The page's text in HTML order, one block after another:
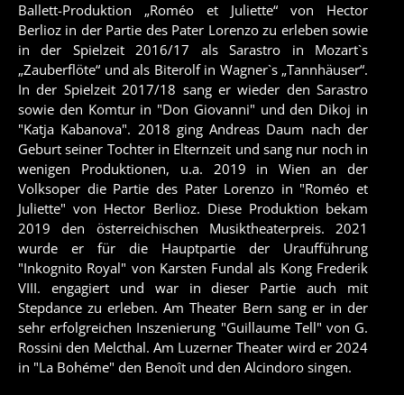
Ballett-Produktion „Roméo et Juliette“ von Hector
Berlioz in der Partie des Pater Lorenzo zu erleben sowie
in der Spielzeit 2016/17 als Sarastro in Mozart`s
„Zauberflöte“ und als Biterolf in Wagner`s „Tannhäuser“.
In der Spielzeit 2017/18 sang er wieder den Sarastro
sowie den Komtur in "Don Giovanni" und den Dikoj in
"Katja Kabanova". 2018 ging Andreas Daum nach der
Geburt seiner Tochter in Elternzeit und sang nur noch in
wenigen Produktionen, u.a. 2019 in Wien an der
Volksoper die Partie des Pater Lorenzo in "Roméo et
Juliette" von Hector Berlioz. Diese Produktion bekam
2019 den österreichischen Musiktheaterpreis. 2021
wurde er für die Hauptpartie der Uraufführung
"Inkognito Royal" von Karsten Fundal als Kong Frederik
VIII. engagiert und war in dieser Partie auch mit
Stepdance zu erleben. Am Theater Bern sang er in der
sehr erfolgreichen Inszenierung "Guillaume Tell" von G.
Rossini den Melcthal. Am Luzerner Theater wird er 2024
in "La Bohéme" den Benoît und den Alcindoro singen.